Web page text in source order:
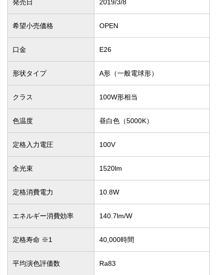
発売日 2019/3/8
希望小売価格 OPEN
口金 E26
形状タイプ A形（一般電球形）
クラス 100W形相当
色温度 昼白色（5000K）
定格入力電圧 100V
全光束 1520lm
定格消費電力 10.8W
エネルギー消費効率 140.7lm/W
定格寿命 ※1 40,000時間
平均演色評価数 Ra83